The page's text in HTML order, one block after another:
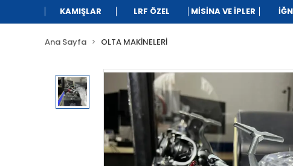
KAMIŞLAR LRF ÖZEL MİSİNA VE İPLER
Ana Sayfa OLTA MAKİNELERİ